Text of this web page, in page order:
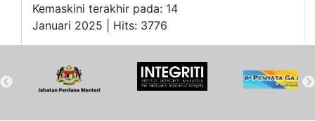
Kemaskini terakhir pada: 14
Januari 2025 | Hits: 3776